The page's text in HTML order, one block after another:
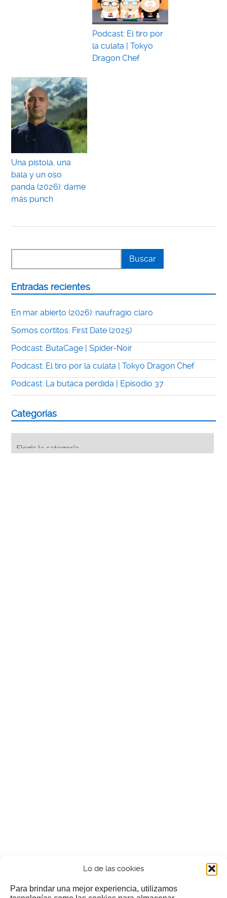
Lo de las cookies
Para brindar una mejor experiencia, utilizamos
Podcast: El tiro por
la culata | Tokyo
Dragon Chef
Una pistola, una
bala y un oso
panda (2026): dame
más punch
Entradas recientes
En mar abierto (2026): naufragio claro
Somos cortitos: First Date (2025)
Podcast: ButaCage | Spider-Noir
Podcast: El tiro por la culata | Tokyo Dragon Chef
Podcast: La butaca perdida | Episodio 37
Categorías